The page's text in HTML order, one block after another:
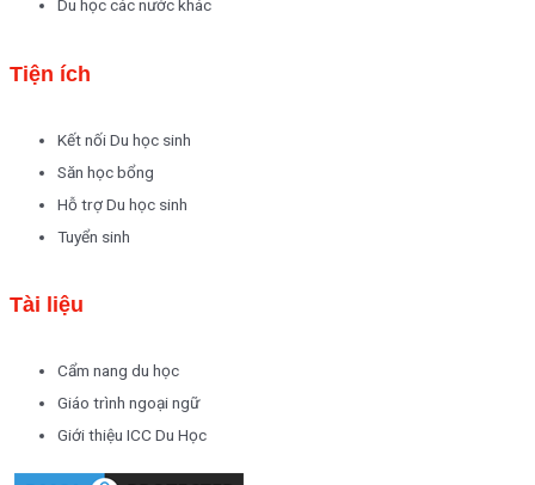
Du học các nước khác
Tiện ích
Kết nối Du học sinh
Săn học bổng
Hỗ trợ Du học sinh
Tuyển sinh
Tài liệu
Cẩm nang du học
Giáo trình ngoại ngữ
Giới thiệu ICC Du Học